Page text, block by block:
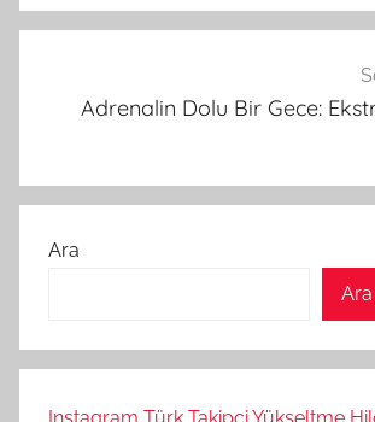
Adrenalin Dolu Bir Gece:
Ara
Ara